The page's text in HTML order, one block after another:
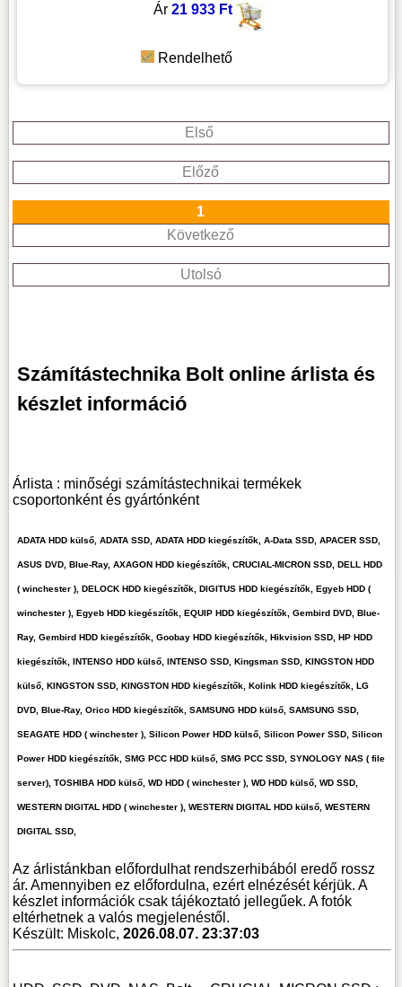
Ár 21 933 Ft
Rendelhető
Első
Előző
1
Következő
Utolsó
Számítástechnika Bolt online árlista és
készlet információ
Árlista : minőségi számítástechnikai termékek
csoportonként és gyártónként
ADATA HDD külső, ADATA SSD, ADATA HDD kiegészítők, A-Data SSD, APACER SSD,
ASUS DVD, Blue-Ray, AXAGON HDD kiegészítők, CRUCIAL-MICRON SSD, DELL HDD
( winchester ), DELOCK HDD kiegészítők, DIGITUS HDD kiegészítők, Egyeb HDD (
winchester ), Egyeb HDD kiegészítők, EQUIP HDD kiegészítők, Gembird DVD, Blue-
Ray, Gembird HDD kiegészítők, Goobay HDD kiegészítők, Hikvision SSD, HP HDD
kiegészítők, INTENSO HDD külső, INTENSO SSD, Kingsman SSD, KINGSTON HDD
külső, KINGSTON SSD, KINGSTON HDD kiegészítők, Kolink HDD kiegészítők, LG
DVD, Blue-Ray, Orico HDD kiegészítők, SAMSUNG HDD külső, SAMSUNG SSD,
SEAGATE HDD ( winchester ), Silicon Power HDD külső, Silicon Power SSD, Silicon
Power HDD kiegészítők, SMG PCC HDD külső, SMG PCC SSD, SYNOLOGY NAS ( file
server), TOSHIBA HDD külső, WD HDD ( winchester ), WD HDD külső, WD SSD,
WESTERN DIGITAL HDD ( winchester ), WESTERN DIGITAL HDD külső, WESTERN
DIGITAL SSD,
Az árlistánkban előfordulhat rendszerhibából eredő rossz
ár. Amennyiben ez előfordulna, ezért elnézését kérjük. A
készlet információk csak tájékoztató jellegűek. A fotók
eltérhetnek a valós megjelenéstől.
Készült: Miskolc,2026.08.07. 23:37:03